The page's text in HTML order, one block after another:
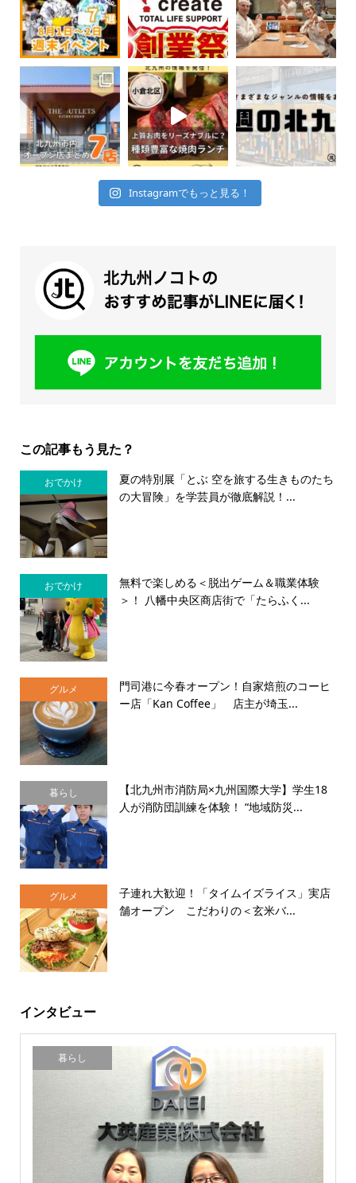
Instagramでもっと見る！
この記事もう見た？
おでかけ
夏の特別展「とぶ 空を旅する生きものたち
の大冒険」を学芸員が徹底解説！...
おでかけ
無料で楽しめる＜脱出ゲーム＆職業体験
＞！ 八幡中央区商店街で「たらふく...
グルメ
門司港に今春オープン！自家焙煎のコーヒ
ー店「Kan Coffee」 店主が埼玉...
暮らし
【北九州市消防局×九州国際大学】学生18
人が消防団訓練を体験！ “地域防災...
グルメ
子連れ大歓迎！「タイムイズライス」実店
舗オープン こだわりの＜玄米バ...
インタビュー
暮らし